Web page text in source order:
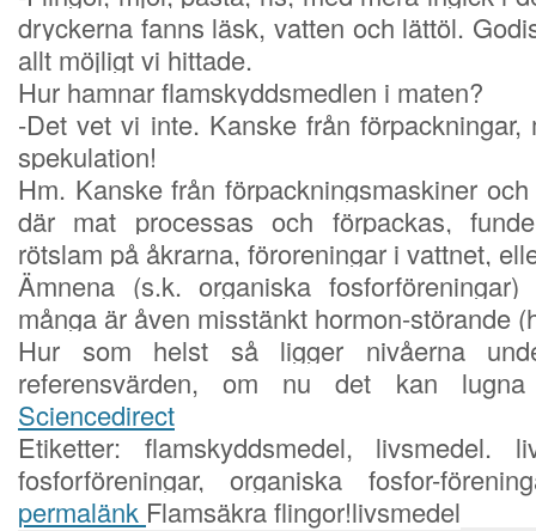
dryckerna fanns läsk, vatten och lättöl.
allt möjligt vi hittade.
Hur hamnar flamskyddsmedlen i maten?
-Det vet vi inte. Kanske från
spekulation!
Hm. Kanske från förpackningsmaskiner
där mat processas och förpackas,
rötslam på åkrarna, föroreningar i vattnet,
Ämnena (s.k. organiska
många är åven misstänkt hormon-störande
Hur som helst så ligger nivåerna
referensvärden, om nu det kan
Sciencedirect
Etiketter: flamskyddsmedel, livsmedel.
fosforföreningar, organiska fosfor-
permalänk Flamsäkra flingor!livsmedel